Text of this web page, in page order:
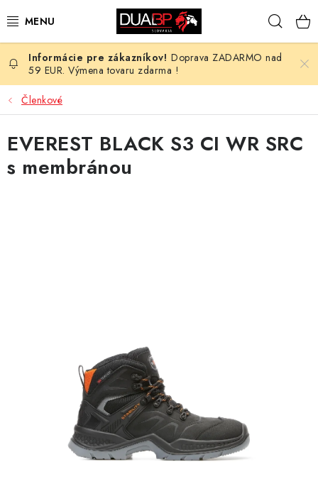
na
NOVÉ
PRACOVNÉ ODEVY
OBUV
HOTEL A SLUŽBY
Kontakt Chránená dielňa
Doprava, platba a zľavy
Potlač lôg
Formulár na výmenu tovaru
Kto sme
Reklamačný poriadok
Akcie v predajniach
Doprava ZADARMO nad
59 EUR. Výmena tovaru zdarma !
Členkové
EVEREST BLACK S3 CI WR SRC
s membránou